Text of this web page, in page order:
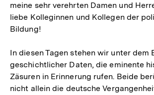
meine sehr verehrten Damen und
liebe Kolleginnen und Kollegen der
Bildung!
In diesen Tagen stehen wir unter dem
geschichtlicher Daten, die eminente
Zäsuren in Erinnerung rufen. Beide
nicht allein die deutsche